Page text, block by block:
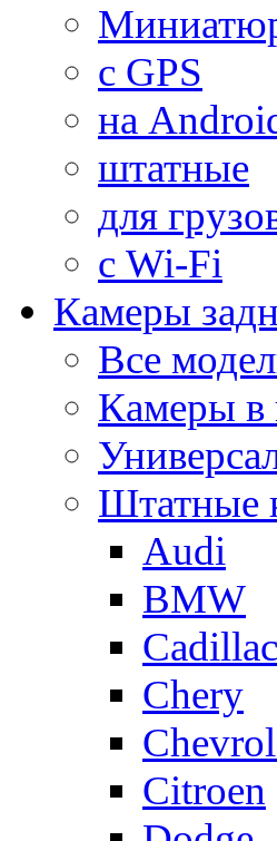
с GPS
на
штатные
для
с Wi-Fi
Камеры
Все
Камеры в
Штатные
Audi
BMW
Cadillac
Chery
Citroen